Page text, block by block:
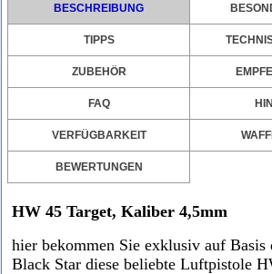
BESCHREIBUNG
TIPPS
ZUBEHÖR
FAQ
VERFÜGBARKEIT
BEWERTUNGEN
HW 45 Target, Kaliber 4,5mm
hier bekommen Sie exklusiv auf Basis
Black Star diese beliebte Luftpistole